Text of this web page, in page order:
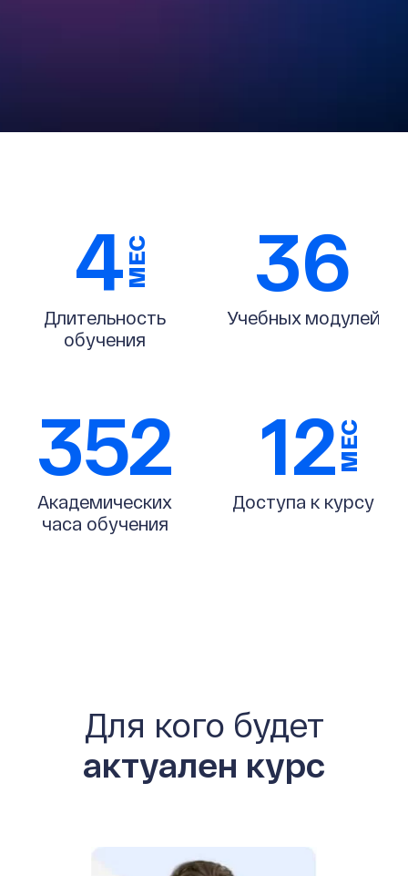
4МЕС
Длительность
обучения
36
Учебных модулей
352
Академических
часа обучения
12МЕС
Доступа к курсу
Для кого будет
актуален курс